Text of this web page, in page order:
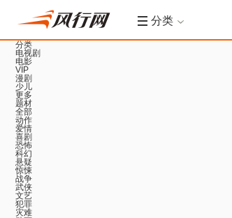
分类
分类
电视剧
电影
VIP
漫剧
少儿
更多
题材
全部
动作
爱情
喜剧
恐怖
科幻
悬疑
惊悚
战争
武侠
文艺
犯罪
灾难